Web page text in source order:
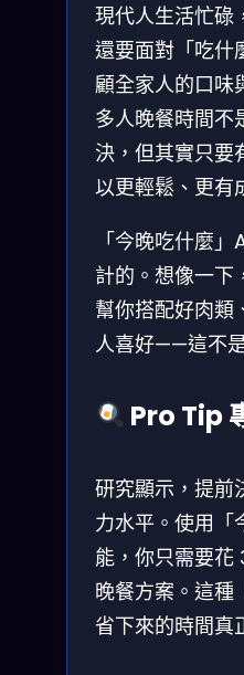
現代人生活忙碌
還要面對「吃什
顧全家人的口味
多人晚餐時間不
決，但其實只要
以更輕鬆、更有
「今晚吃什麼
計的。想像一下
幫你搭配好肉類
人喜好——這不
Pro Tip
研究顯示，提前
力水平。使用
能，你只需要花
晚餐方案。這種
省下來的時間真